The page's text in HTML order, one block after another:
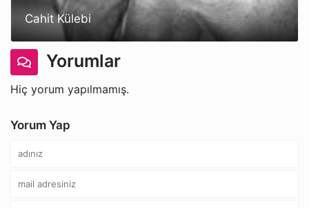
Cahit Külebi
Yorumlar
Hiç yorum yapılmamış.
Yorum Yap